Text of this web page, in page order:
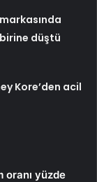
düştü
Kore’den acil
oranı yüzde